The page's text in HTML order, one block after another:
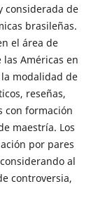
considerada de
brasileñas.
el área de
Américas en
modalidad de
reseñas,
con formación
maestría. Los
por pares
al
controversia,